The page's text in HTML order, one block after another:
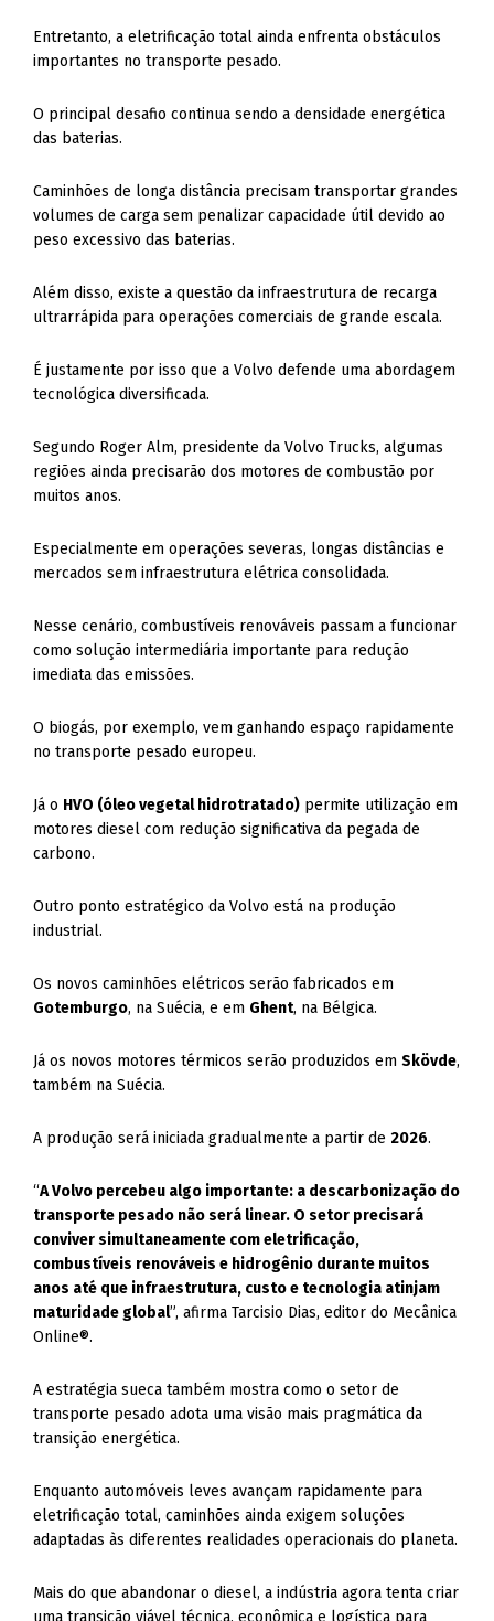
Entretanto, a eletrificação total ainda enfrenta obstáculos
importantes no transporte pesado.
O principal desafio continua sendo a densidade energética
das baterias.
Caminhões de longa distância precisam transportar grandes
volumes de carga sem penalizar capacidade útil devido ao
peso excessivo das baterias.
Além disso, existe a questão da infraestrutura de recarga
ultrarrápida para operações comerciais de grande escala.
É justamente por isso que a Volvo defende uma abordagem
tecnológica diversificada.
Segundo Roger Alm, presidente da Volvo Trucks, algumas
regiões ainda precisarão dos motores de combustão por
muitos anos.
Especialmente em operações severas, longas distâncias e
mercados sem infraestrutura elétrica consolidada.
Nesse cenário, combustíveis renováveis passam a funcionar
como solução intermediária importante para redução
imediata das emissões.
O biogás, por exemplo, vem ganhando espaço rapidamente
no transporte pesado europeu.
Já o HVO (óleo vegetal hidrotratado) permite utilização em
motores diesel com redução significativa da pegada de
carbono.
Outro ponto estratégico da Volvo está na produção
industrial.
Os novos caminhões elétricos serão fabricados em
Gotemburgo, na Suécia, e em Ghent, na Bélgica.
Já os novos motores térmicos serão produzidos emSkövde,
também na Suécia.
A produção será iniciada gradualmente a partir de2026.
“A Volvo percebeu algo importante: a descarbonização do
transporte pesado não será linear. O setor precisará
conviver simultaneamente com eletrificação,
combustíveis renováveis e hidrogênio durante muitos
anos até que infraestrutura, custo e tecnologia atinjam
maturidade global”, afirma Tarcisio Dias, editor do Mecânica
Online®.
A estratégia sueca também mostra como o setor de
transporte pesado adota uma visão mais pragmática da
transição energética.
Enquanto automóveis leves avançam rapidamente para
eletrificação total, caminhões ainda exigem soluções
adaptadas às diferentes realidades operacionais do planeta.
Mais do que abandonar o diesel, a indústria agora tenta criar
uma transição viável técnica, econômica e logística para